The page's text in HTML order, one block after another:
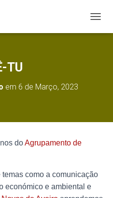
L
Ã
TU
em 6 de Março, 2023
doAgrupamento de
como a comunicação
económico e ambiental e